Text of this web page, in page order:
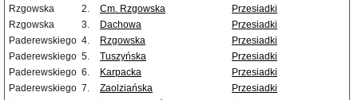
Rzgowska
2. Cm. Rzgowska
Przesiadki
Rzgowska
3. Dachowa
Przesiadki
Paderewskiego 4. Rzgowska
Przesiadki
Paderewskiego 5. Tuszyńska
Przesiadki
Paderewskiego 6. Karpacka
Przesiadki
Paderewskiego 7. Zaolziańska
Przesiadki